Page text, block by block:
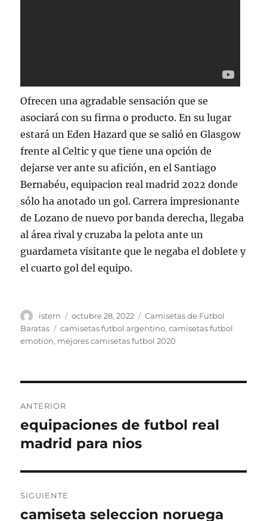
Ofrecen una agradable sensación que se
asociará con su firma o producto. En su lugar
estará un Eden Hazard que se salió en Glasgow
frente al Celtic y que tiene una opción de
dejarse ver ante su afición, en el Santiago
Bernabéu, equipacion real madrid 2022 donde
sólo ha anotado un gol. Carrera impresionante
de Lozano de nuevo por banda derecha, llegaba
al área rival y cruzaba la pelota ante un
guardameta visitante que le negaba el doblete y
el cuarto gol del equipo.
Autor
istern
Publicado
el
octubre 28, 2022 Categorías
Camisetas de Futbol
Baratas
Etiquetas
camisetas futbol argentino,camisetas futbol
emotion, mejores camisetas futbol 2020
de
entradas
ANTERIOR
Entrada
anterior:
equipaciones de futbol real
madrid para nios
SIGUIENTE
Entrada
camiseta seleccion noruega